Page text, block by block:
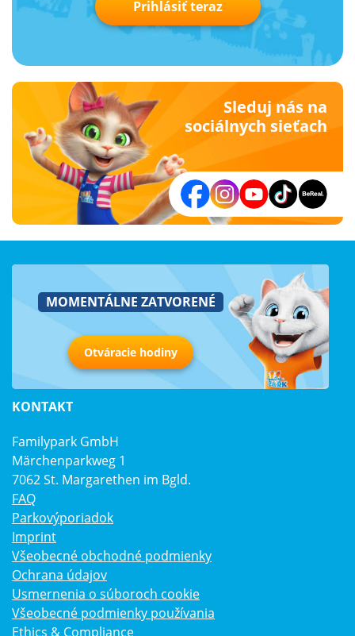
Prihlásiť teraz
Sleduj nás na
sociálnych sieťach
MOMENTÁLNE ZATVORENÉ
Otváracie hodiny
KONTAKT
Familypark GmbH
Märchenparkweg 1
7062 St. Margarethen im Bgld.
FAQ
Parkovýporiadok
Imprint
Všeobecné obchodné podmienky
Ochrana údajov
Usmernenia o súboroch cookie
Všeobecné podmienky používania
Ethics & Compliance